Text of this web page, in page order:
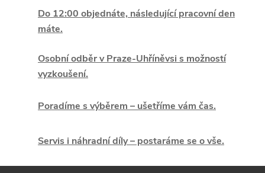
í
Do 12:00 objednáte, následující pracovní den
máte.
Osobní odběr v Praze-Uhříněvsi s možností
vyzkoušení.
Poradíme s výběrem – ušetříme vám čas.
Servis i náhradní díly – postaráme se o vše.